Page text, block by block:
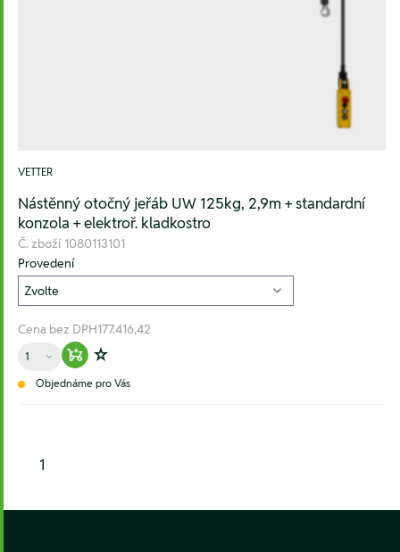
VETTER
Nástěnný otočný jeřáb UW 125kg, 2,9m + standardní
konzola + elektroř. kladkostro
Č. zboží 1080113101
Provedení
Cena bez DPH177.416,42
Množství
Warenkorb hinzufügen
Zur Wunschliste hinzufügen
Objednáme pro Vás
1